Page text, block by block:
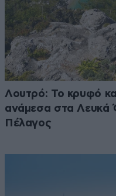
Λουτρό: Το κρυφό
ανάμεσα στα Λευκά
Πέλαγος